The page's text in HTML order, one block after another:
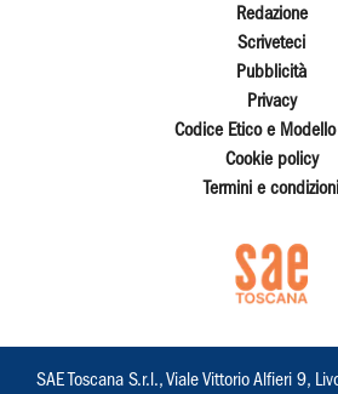
Redazione
Scriveteci
Pubblicità
Privacy
Codice Etico e
Cookie policy
Termini e condizioni
SAE Toscana S.r.l., Viale Vittorio Alfieri 9,